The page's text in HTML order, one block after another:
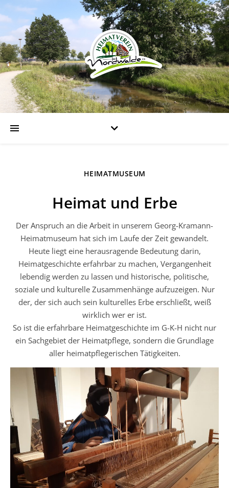
HEIMATMUSEUM
Heimat und Erbe
Der Anspruch an die Arbeit in unserem Georg-Kramann-
Heimatmuseum hat sich im Laufe der Zeit gewandelt.
Heute liegt eine herausragende Bedeutung darin,
Heimatgeschichte erfahrbar zu machen, Vergangenheit
lebendig werden zu lassen und historische, politische,
soziale und kulturelle Zusammenhänge aufzuzeigen. Nur
der, der sich auch sein kulturelles Erbe erschließt, weiß
wirklich wer er ist.
So ist die erfahrbare Heimatgeschichte im G-K-H nicht nur
ein Sachgebiet der Heimatpflege, sondern die Grundlage
aller heimatpflegerischen Tätigkeiten.